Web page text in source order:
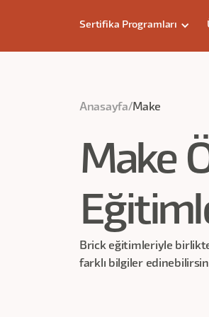
Sertifika Programları
Anasayfa/Make
Make
Brick eğitimleriyle
farklı bilgiler